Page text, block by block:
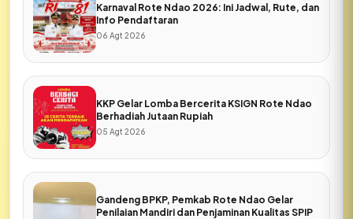
Karnaval Rote Ndao 2026: Ini Jadwal, Rute, dan
Info Pendaftaran
06 Agt 2026
KKP Gelar Lomba Bercerita KSIGN Rote Ndao
Berhadiah Jutaan Rupiah
05 Agt 2026
Gandeng BPKP, Pemkab Rote Ndao Gelar
Penilaian Mandiri dan Penjaminan Kualitas SPIP